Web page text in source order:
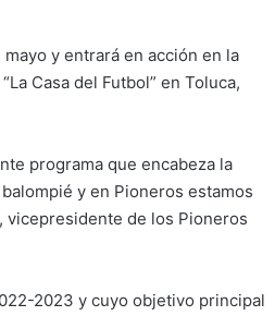
y entrará en acción en la
Casa del Futbol” en Toluca,
programa que encabeza la
y en Pioneros estamos
vicepresidente de los Pioneros
2023 y cuyo objetivo principal